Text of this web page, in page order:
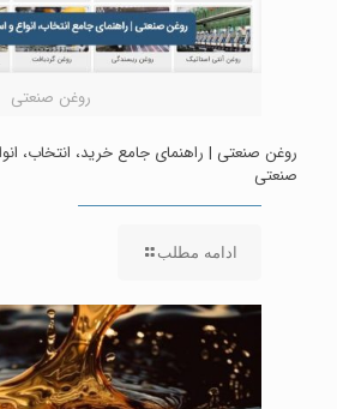
روغن صنعتی
روغن صنعتی | راهنمای جامع خرید، انتخاب،
صنعتی
ادامه مطلب